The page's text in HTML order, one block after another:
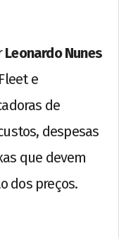
Leonardo Nunes
e
de
despesas
que devem
dos preços.